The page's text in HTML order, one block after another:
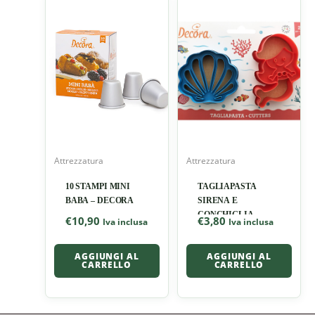
Attrezzatura
10 STAMPI MINI
BABA – DECORA
€10,90 Iva inclusa
AGGIUNGI AL
CARRELLO
Attrezzatura
TAGLIAPASTA
SIRENA E
CONCHIGLIA
€3,80 Iva inclusa
AGGIUNGI AL
CARRELLO